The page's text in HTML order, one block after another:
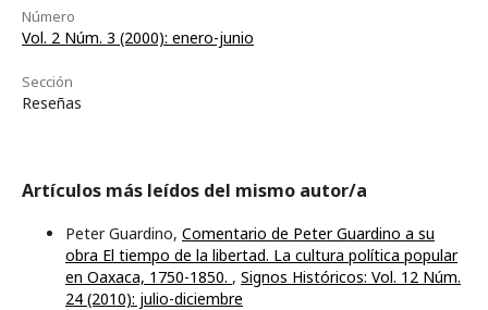
Número
Vol. 2 Núm. 3 (2000): enero-junio
Sección
Reseñas
Artículos más leídos del mismo autor/a
Peter Guardino, Comentario de Peter Guardino a su
obra El tiempo de la libertad. La cultura política popular
en Oaxaca, 1750-1850. , Signos Históricos: Vol. 12 Núm.
24 (2010): julio-diciembre